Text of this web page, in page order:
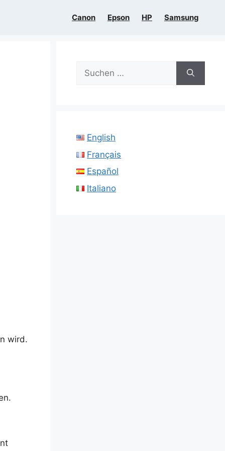
Canon Epson HP Samsung
wird.
Suchen
nach:
English
Français
Español
Italiano